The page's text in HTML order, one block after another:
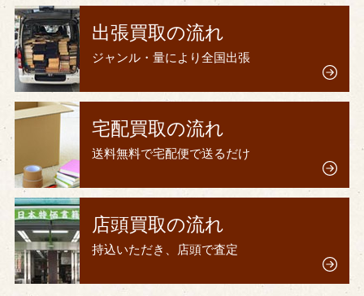
出張買取の流れ
ジャンル・量により全国出張
宅配買取の流れ
送料無料で宅配便で送るだけ
店頭買取の流れ
持込いただき、店頭で査定